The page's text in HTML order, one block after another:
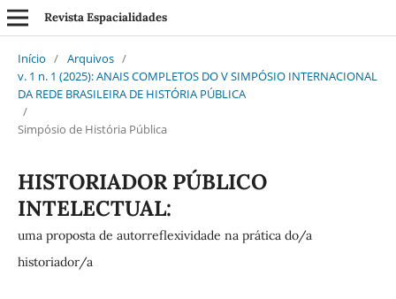
Revista Espacialidades
Início / Arquivos /
v. 1 n. 1 (2025): ANAIS COMPLETOS DO V SIMPÓSIO INTERNACIONAL
DA REDE BRASILEIRA DE HISTÓRIA PÚBLICA
/
Simpósio de História Pública
HISTORIADOR PÚBLICO
INTELECTUAL:
uma proposta de autorreflexividade na prática do/a
historiador/a